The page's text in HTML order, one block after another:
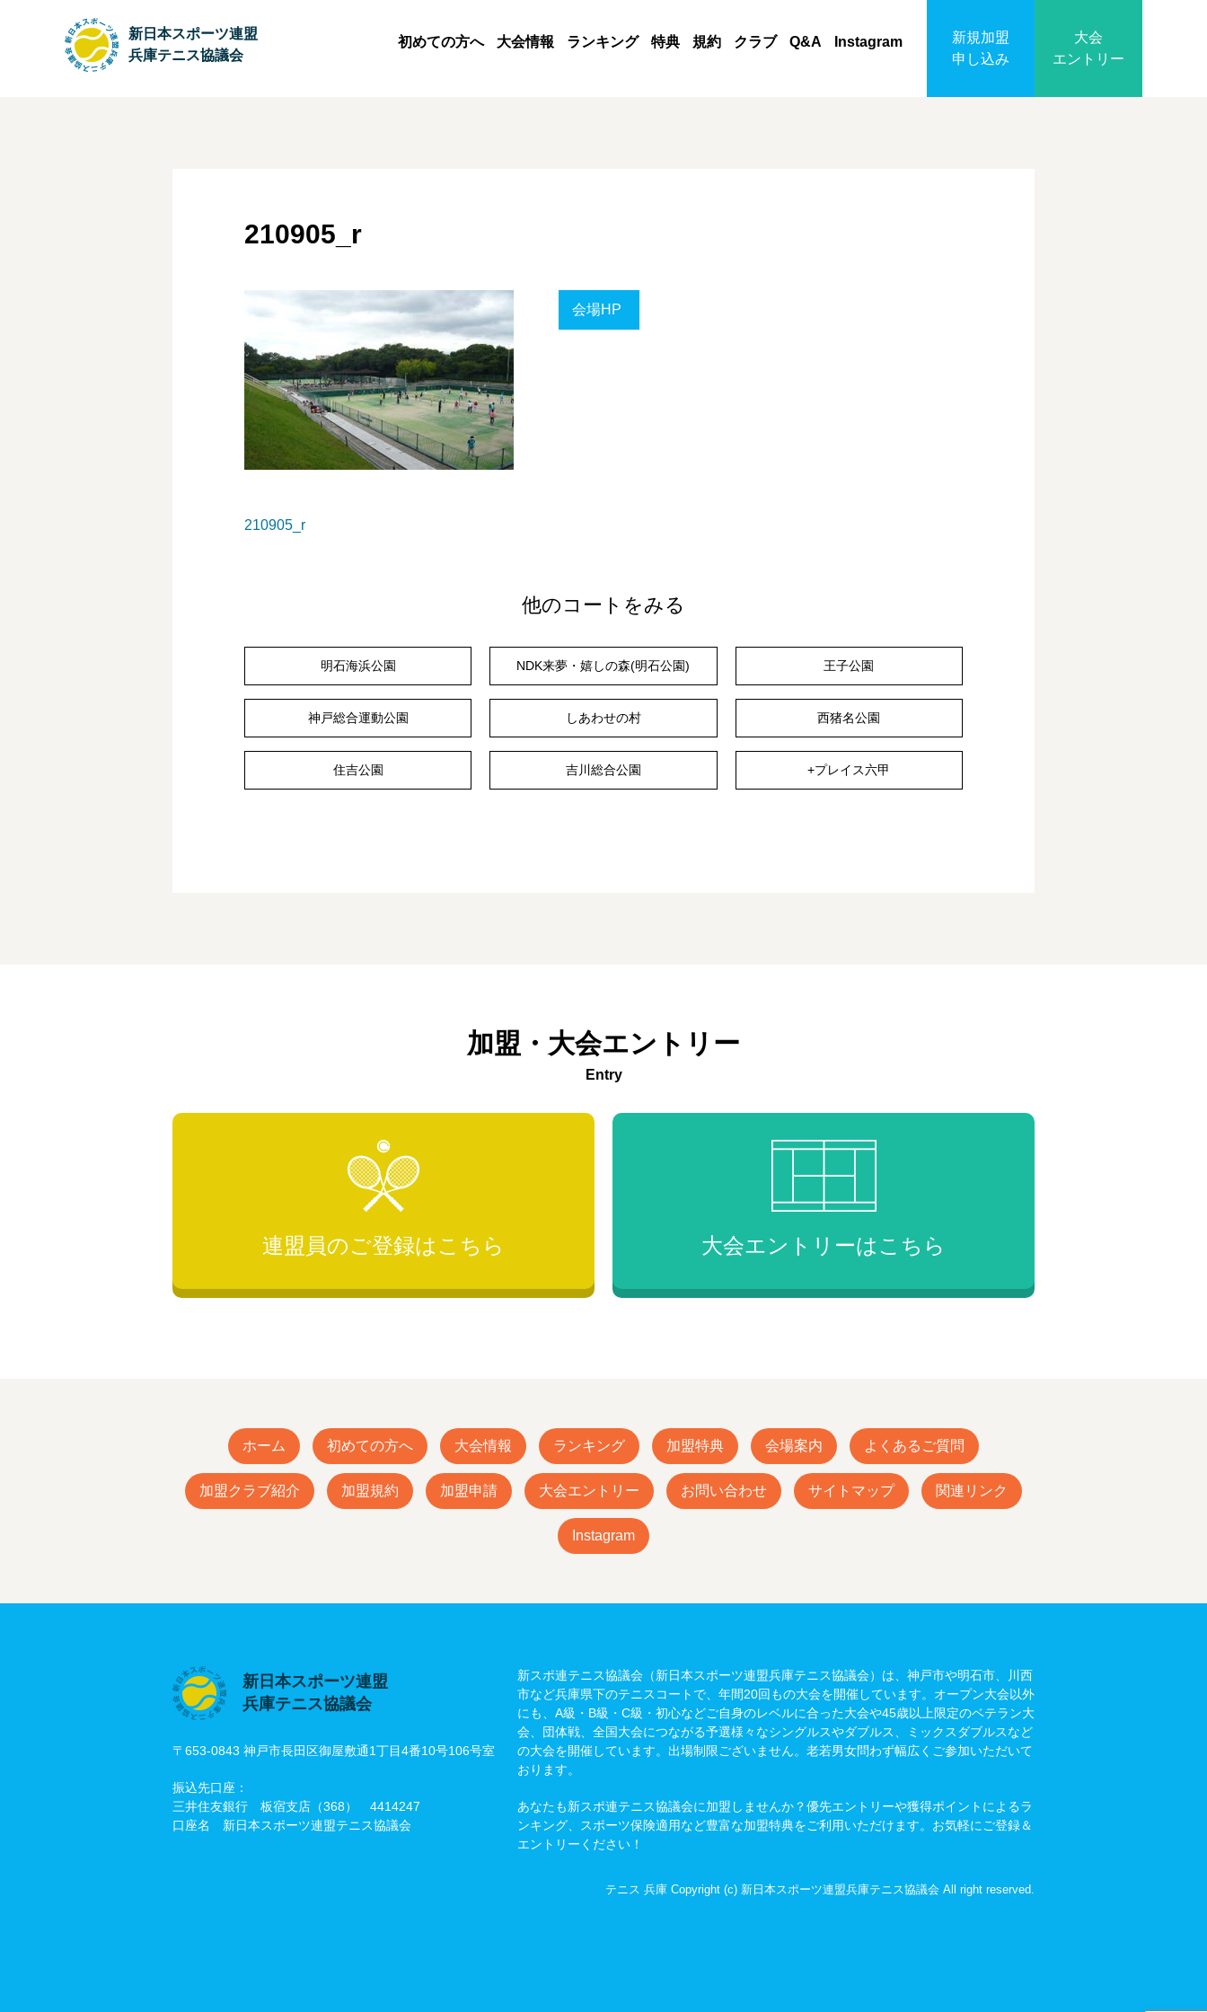
新日本スポーツ連盟
兵庫テニス協議会
初めての方へ 大会情報 ランキング 特典 規約 クラブ Q&A Instagram
新規加盟
申し込み
大会
エントリー
210905_r
会場HP
210905_r
他のコートをみる
明石海浜公園 NDK来夢・嬉しの森(明石公園) 王子公園
神戸総合運動公園 しあわせの村 西猪名公園
住吉公園 吉川総合公園 +プレイス六甲
加盟・大会エントリー
Entry
連盟員のご登録はこちら 大会エントリーは こちら
ホーム 初めての方へ 大会情報 ランキング 加盟特典 会場案内 よくあるご質問
加盟クラブ紹介 加盟規約 加盟申請 大会エントリー お問い合わせ サイトマップ 関連リンク
Instagram
新日本スポーツ連盟
兵庫テニス協議会
〒653-0843 神戸市長田区御屋敷通1丁目4番10号106号室
振込先口座：
三井住友銀行 板宿支店（368） 4414247
口座名 新日本スポーツ連盟テニス協議会
新スポ連テニス協議会（新日本スポーツ連盟兵庫テニス協議会）は、神戸市や明石市、川西
市など兵庫県下のテニスコートで、年間20回もの大会を開催しています。オープン大会以外
にも、A級・B級・C級・初心などご自身のレベルに合った大会や45歳以上限定のベテラン大
会、団体戦、全国大会につながる予選様々なシングルスやダブルス、ミックスダブルスなど
の大会を開催しています。出場制限ございません。老若男女問わず幅広くご参加いただいて
おります。
あなたも新スポ連テニス協議会に加盟しませんか？優先エントリーや獲得ポイントによるラ
ンキング、スポーツ保険適用など豊富な加盟特典をご利用いただけます。お気軽にご登録＆
エントリーください！
テニス 兵庫 Copyright (c) 新日本スポーツ連盟兵庫テニス協議会 All right reserved.